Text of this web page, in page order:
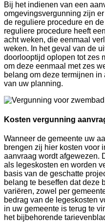
Bij het indienen van een
omgevingsvergunning zijn
de reguliere procedure en
reguliere procedure heeft
acht weken, die eenmaal
weken. In het geval van de
doorlooptijd oplopen tot zes
om deze eenmaal met zes
belang om deze termijnen
van uw planning.
Kosten vergunning
Wanneer de gemeente uw
brengen zij hier kosten voor
aanvraag wordt afgewezen.
als legeskosten en worden
basis van de geschatte
belang te beseffen dat deze
variëren, zowel per
bedrag van de legeskosten
in uw gemeente is terug te
het bijbehorende